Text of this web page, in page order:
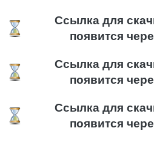
Ссылка для
появится
Ссылка для
появится
Ссылка для
появится